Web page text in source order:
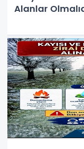
Alanlar